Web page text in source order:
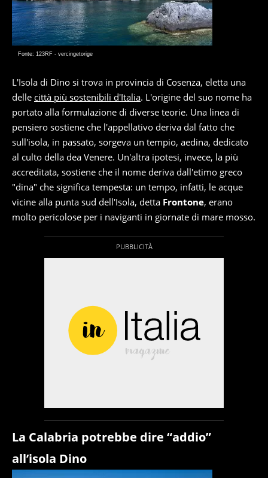
Fonte: 123RF - vercingetorige
L'Isola di Dino si trova in provincia di Cosenza, eletta una
delle città più sostenibili d'Italia. L'origine del suo nome ha
portato alla formulazione di diverse teorie. Una linea di
pensiero sostiene che l'appellativo deriva dal fatto che
sull'isola, in passato, sorgeva un tempio, aedina, dedicato
al culto della dea Venere. Un'altra ipotesi, invece, la più
accreditata, sostiene che il nome deriva dall'etimo greco
"dina" che significa tempesta: un tempo, infatti, le acque
vicine alla punta sud dell'Isola, detta Frontone, erano
molto pericolose per i naviganti in giornate di mare mosso.
La Calabria potrebbe dire “addio”
all’isola Dino